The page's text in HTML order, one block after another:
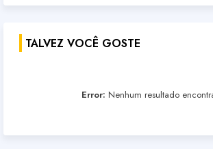
TALVEZ VOCÊ GOSTE
Error: Nenhum resultado